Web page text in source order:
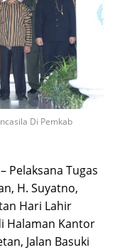
Di Pemkab
– Pelaksana Tugas
H. Suyatno,
Hari Lahir
Halaman Kantor
Jalan Basuki